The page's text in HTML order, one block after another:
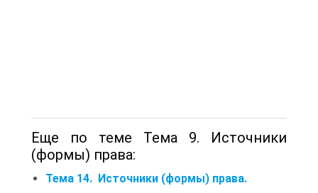
Еще по теме Тема 9. Источники
(формы) права:
Тема 14. Источники (формы) права.